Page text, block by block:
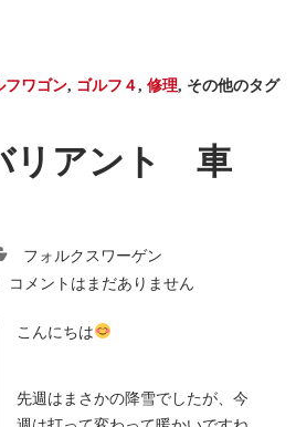
フワゴン, ゴルフ４, 修理, その他のタグ
リアント 車
フォルクスワーゲン
コメントはまだありません
こんにちは
先週はまさかの降雪でしたが、今